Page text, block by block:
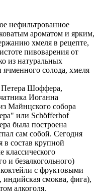
нефильтрованное
ароматом и ярким,
хмеля в рецепте,
пивоварения от
из натуральных
солода, хмеля
Петера Шоффера,
Иоганна
Майнцского собора
или Schöfferhof
была построена
сам собой. Сегодня
состав крупной
классического
и безалкогольного)
с фруктовыми
индийская смоква, фига),
алкоголя.